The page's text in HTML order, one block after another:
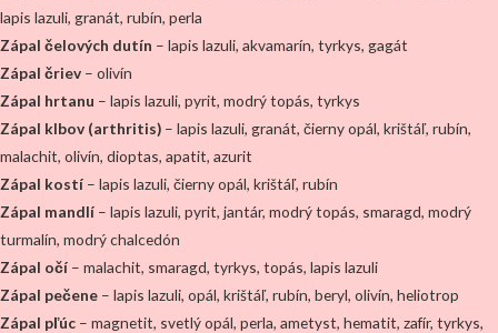
lapis lazuli, granát, rubín, perla
Zápal čelových dutín – lapis lazuli, akvamarín, tyrkys, gagát
Zápal čriev – olivín
Zápal hrtanu – lapis lazuli, pyrit, modrý topás, tyrkys
Zápal klbov (arthritis) – lapis lazuli, granát, čierny opál, krištáľ, rubín,
malachit, olivín, dioptas, apatit, azurit
Zápal kostí – lapis lazuli, čierny opál, krištáľ, rubín
Zápal mandlí – lapis lazuli, pyrit, jantár, modrý topás, smaragd, modrý
turmalín, modrý chalcedón
Zápal očí – malachit, smaragd, tyrkys, topás, lapis lazuli
Zápal pečene – lapis lazuli, opál, krištáľ, rubín, beryl, olivín, heliotrop
Zápal pľúc – magnetit, svetlý opál, perla, ametyst, hematit, zafír, tyrkys,